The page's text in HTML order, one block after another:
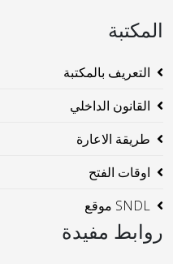
المكتبة
التعريف بالمكتبة
القانون الداخلي
طريقة الاعارة
اوقات الفتح
SNDL موقع
روابط مفيدة